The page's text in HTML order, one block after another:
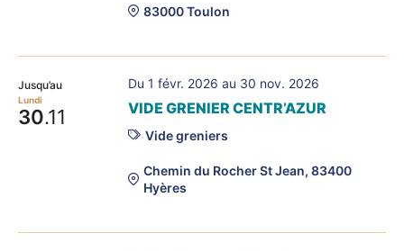
83000 Toulon
Jusqu’au
Lundi
30.11
Du 1 févr. 2026 au 30 nov. 2026
VIDE GRENIER CENTR’AZUR
Vide greniers
Chemin du Rocher St Jean, 83400
Hyères